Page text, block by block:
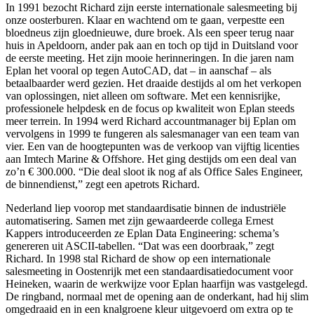
In 1991 bezocht Richard zijn eerste internationale salesmeeting bij
onze oosterburen. Klaar en wachtend om te gaan, verpestte een
bloedneus zijn gloednieuwe, dure broek. Als een speer terug naar
huis in Apeldoorn, ander pak aan en toch op tijd in Duitsland voor
de eerste meeting. Het zijn mooie herinneringen. In die jaren nam
Eplan het vooral op tegen AutoCAD, dat – in aanschaf – als
betaalbaarder werd gezien. Het draaide destijds al om het verkopen
van oplossingen, niet alleen om software. Met een kennisrijke,
professionele helpdesk en de focus op kwaliteit won Eplan steeds
meer terrein. In 1994 werd Richard accountmanager bij Eplan om
vervolgens in 1999 te fungeren als salesmanager van een team van
vier. Een van de hoogtepunten was de verkoop van vijftig licenties
aan Imtech Marine & Offshore. Het ging destijds om een deal van
zo’n € 300.000. “Die deal sloot ik nog af als Office Sales Engineer,
de binnendienst,” zegt een apetrots Richard.
Nederland liep voorop met standaardisatie binnen de industriële
automatisering. Samen met zijn gewaardeerde collega Ernest
Kappers introduceerden ze Eplan Data Engineering: schema’s
genereren uit ASCII-tabellen. “Dat was een doorbraak,” zegt
Richard. In 1998 stal Richard de show op een internationale
salesmeeting in Oostenrijk met een standaardisatiedocument voor
Heineken, waarin de werkwijze voor Eplan haarfijn was vastgelegd.
De ringband, normaal met de opening aan de onderkant, had hij slim
omgedraaid en in een knalgroene kleur uitgevoerd om extra op te